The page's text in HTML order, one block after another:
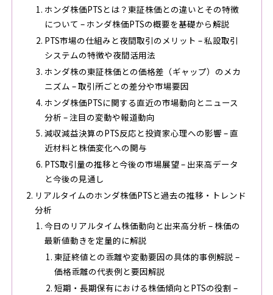
ホンダ株価PTSとは？東証株価との違いとその特徴
について – ホンダ株価PTSの概要を基礎から解説
PTS市場の仕組みと夜間取引のメリット – 私設取引
システムの特徴や夜間活用法
ホンダ株の東証株価との価格差（ギャップ）のメカ
ニズム – 取引所ごとの差分や市場要因
ホンダ株価PTSに関する直近の市場動向とニュース
分析 – 注目の変動や報道動向
減収減益決算のPTS反応と投資家心理への影響 – 直
近材料と株価変化への関与
PTS取引量の推移と今後の市場展望 – 出来高データ
と今後の見通し
リアルタイムのホンダ株価PTSと過去の推移・トレンド
分析
今日のリアルタイム株価動向と出来高分析 – 株価の
最新値動きを定量的に解説
東証終値との乖離や変動要因の具体的事例解説 –
価格乖離の代表例と要因解説
短期・長期保有における株価傾向とPTSの役割 –